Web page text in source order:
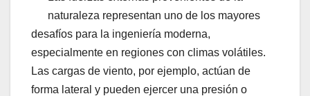
naturaleza representan uno de los mayores
desafíos para la ingeniería moderna,
especialmente en regiones con climas volátiles.
Las cargas de viento, por ejemplo, actúan de
forma lateral y pueden ejercer una presión o